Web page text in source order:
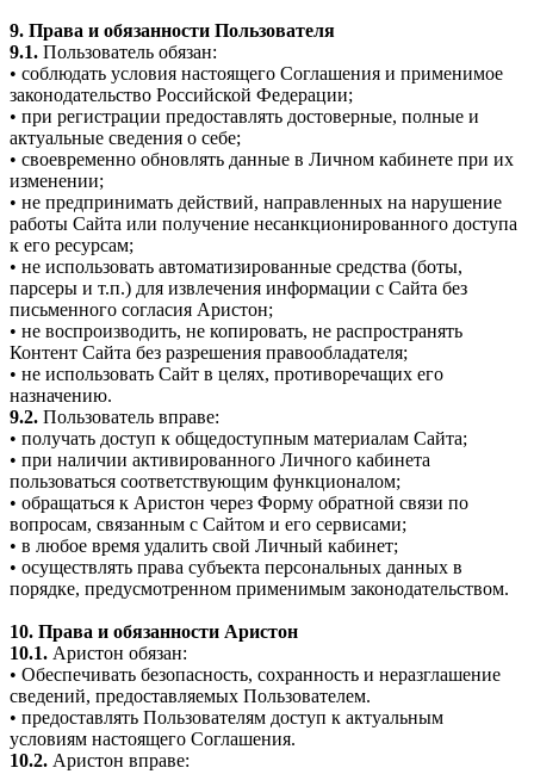
9. Права и обязанности Пользователя
9.1. Пользователь обязан:
• соблюдать условия настоящего Соглашения и применимое
законодательство Российской Федерации;
• при регистрации предоставлять достоверные, полные и
актуальные сведения о себе;
• своевременно обновлять данные в Личном кабинете при их
изменении;
• не предпринимать действий, направленных на нарушение
работы Сайта или получение несанкционированного доступа
к его ресурсам;
• не использовать автоматизированные средства (боты,
парсеры и т.п.) для извлечения информации с Сайта без
письменного согласия Аристон;
• не воспроизводить, не копировать, не распространять
Контент Сайта без разрешения правообладателя;
• не использовать Сайт в целях, противоречащих его
назначению.
9.2. Пользователь вправе:
• получать доступ к общедоступным материалам Сайта;
• при наличии активированного Личного кабинета
пользоваться соответствующим функционалом;
• обращаться к Аристон через Форму обратной связи по
вопросам, связанным с Сайтом и его сервисами;
• в любое время удалить свой Личный кабинет;
• осуществлять права субъекта персональных данных в
порядке, предусмотренном применимым законодательством.
10. Права и обязанности Аристон
10.1. Аристон обязан:
• Обеспечивать безопасность, сохранность и неразглашение
сведений, предоставляемых Пользователем.
• предоставлять Пользователям доступ к актуальным
условиям настоящего Соглашения.
10.2. Аристон вправе: